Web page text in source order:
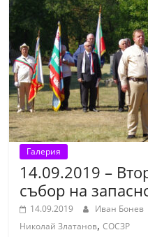
С
т
а
р
а
З
а
о
р
а
–
Галерия
14.09.2019 –
събор на
14.09.2019 Иван Бонев
Николай Златанов,СОСЗР